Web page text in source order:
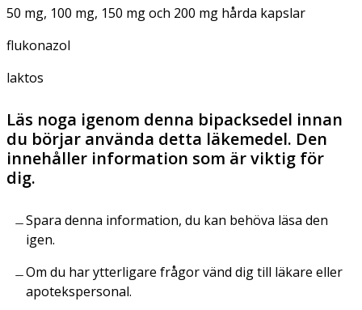
50 mg, 100 mg, 150 mg och 200 mg hårda kapslar
flukonazol
laktos
Läs noga igenom denna bipacksedel innan
du börjar använda detta läkemedel. Den
innehåller information som är viktig för
dig.
Spara denna information, du kan behöva läsa den
igen.
Om du har ytterligare frågor vänd dig till läkare eller
apotekspersonal.